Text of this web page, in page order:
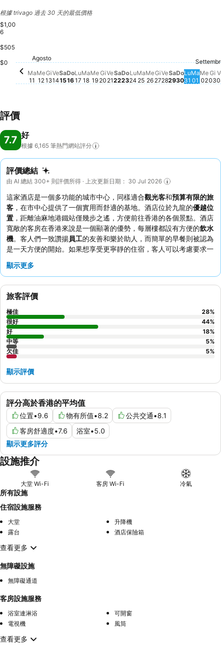
根據 trivago 過去 30 天的最低價格
$1,00
6
$505
$0 Martedì, Agosto 11
$614
Agosto
Ma
11
Mercoledì, Agosto 12
$636
Me
12
Giovedì, Agosto 13
$649
Gi
13
Ve
14
Sa
15
Domenica, Agosto 16
$601
Do
16
Lunedì, Agosto 17
$605
Lu
17
Martedì, Agosto 18
$606
Ma
18
Mercoledì, Agosto 19
$607
Me
19
Giovedì, Agosto 20
$599
Gi
20
Ve
21
Sa
22
Domenica, Agosto 23
$581
Do
23
Lunedì, Agosto 24
$554
Lu
24
Martedì, Agosto 25
$552
Ma
25
Mercoledì, Agosto
$556
Me
26
Giovedì, Agosto
$556
Gi
27
Venerdì,
Ve
28
Sabato,
Sa
29
$445
Do
30
Lunedì,
$442
Lu
31
$477
Ma
01
Me
02
Gi
03
評價
7.7 好
根據 6,165 筆熱門網站評分
評價總結
由 AI 總結 300+ 則評價所得 · 上次更新日期： 30 Jul 2026
這家酒店是一個多功能的城市中心，同樣適合觀光客和預算有限的旅
客 ，在市中心提供了一個實用而舒適的基地。酒店位於九龍的優越位
置 ，距離油麻地港鐵站僅幾步之遙，方便前往香港的各個景點。酒店
寬敞的客房在香港來說是一個顯著的優勢，每層樓都設有方便的飲水
機。客人們一致讚揚員工的友善和樂於助人，而簡單的早餐則被認為
是一天方便的開始。如果想享受更寧靜的住宿，客人可以考慮要求一
顯示更多
評分高於香港的平均值
位置•9.6 物有所值•8.2 公共交通•8.1
客房舒適度•7.6 浴室•5.0
顯示更多評分
旅客評價
極佳 28%
很好
44%
好
18%
中等
5%
欠佳
5%
顯示評價
設施推介
大堂 Wi-Fi 客房 Wi-Fi 冷氣
所有設施
住宿設施服務
大堂
升降機
露台
酒店保險箱
查看更多
無障礙設施
無障礙通道
客房設施服務
浴室連淋浴
可開窗
電視機
風筒
查看更多